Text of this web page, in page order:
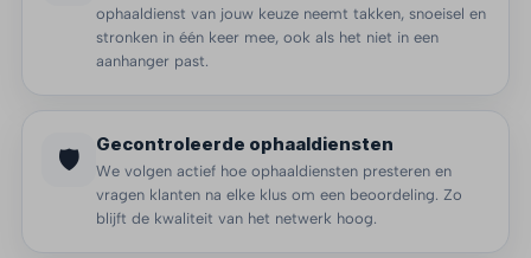
ophaaldienst van jouw keuze neemt takken, snoeisel en
stronken in één keer mee, ook als het niet in een
aanhanger past.
🛡️ Gecontroleerde ophaaldiensten
We volgen actief hoe ophaaldiensten presteren en
vragen klanten na elke klus om een beoordeling. Zo
blijft de kwaliteit van het netwerk hoog.